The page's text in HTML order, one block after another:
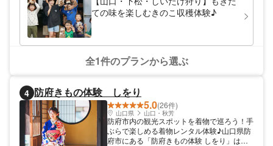
ての味を楽しむきのこ収穫体験♪
全1件のプランから選ぶ
4 防府きもの体験 しをり
5.0(26件)
山口県 山口・秋芳
防府市内の観光スポットを着物で巡ろう！手
ぶらで楽しめる着物レンタル体験♪山口県防
府市にある「防府きもの体験 しをり」は、